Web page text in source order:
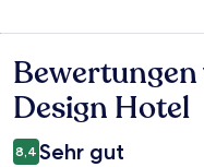
Bewertungen
Design Hotel
8,4 Sehr gut